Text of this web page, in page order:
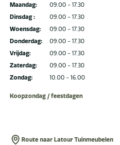
Maandag:
Dinsdag :
Woensdag:
Donderdag:
Vrijdag:
Zaterdag:
Zondag:
09.00 - 17.30
09.00 - 17.30
09.00 - 17.30
09.00 - 17.30
09.00 - 17.30
09.00 - 17.30
10.00 - 16.00
Koopzondag / feestdagen
Route naar Latour Tuinmeubelen